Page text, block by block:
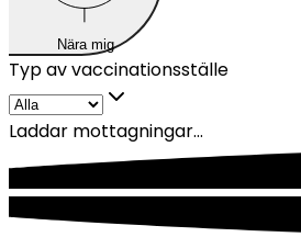
Nära mig
Typ av vaccinationsställe
Laddar mottagningar...